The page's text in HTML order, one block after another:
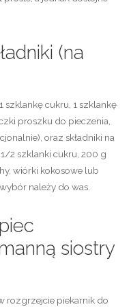
(na
szklankę cukru, 1 szklankę
proszku do pieczenia,
oraz składniki na
1/2 szklanki cukru, 200 g
wiórki kokosowe lub
należy do was.
siostry
rozgrzejcie piekarnik do